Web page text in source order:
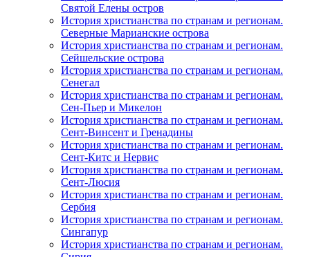
Святой Елены остров
История христианства по странам и регионам.
Северные Марианские острова
История христианства по странам и регионам.
Сейшельские острова
История христианства по странам и регионам.
Сенегал
История христианства по странам и регионам.
Сен-Пьер и Микелон
История христианства по странам и регионам.
Сент-Винсент и Гренадины
История христианства по странам и регионам.
Сент-Китс и Нервис
История христианства по странам и регионам.
Сент-Люсия
История христианства по странам и регионам.
Сербия
История христианства по странам и регионам.
Сингапур
История христианства по странам и регионам.